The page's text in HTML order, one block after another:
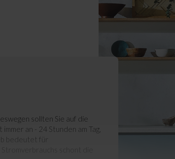
sollten Sie auf die
an - 24 Stunden am Tag,
bedeutet für